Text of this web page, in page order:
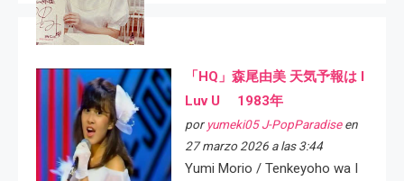
「HQ」森尾由美 天気予報は I
Luv U 1983年
por yumeki05 J-PopParadiseen
27 marzo 2026 a las 3:44
Yumi Morio / Tenkeyoho wa I